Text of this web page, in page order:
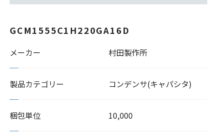
GCM1555C1H220GA16D
メーカー 村田製作所
製品カテゴリー コンデンサ(キャパシタ)
梱包単位 10,000